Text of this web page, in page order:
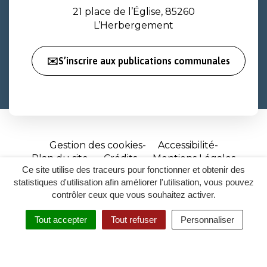
Ce site utilise des traceurs pour fonctionner et obtenir des
statistiques d'utilisation afin améliorer l'utilisation, vous pouvez
contrôler ceux que vous souhaitez activer.
Tout accepter Tout refuser Personnaliser
RECHERCHER
ACCESSIBILITÉ
21 place de l’Église, 85260
L’Herbergement
✉️S’inscrire aux publications communales
Gestion des cookies
Accessibilité
Plan du site
Crédits
Mentions Légales
Site
réalisé
par
Inovagora